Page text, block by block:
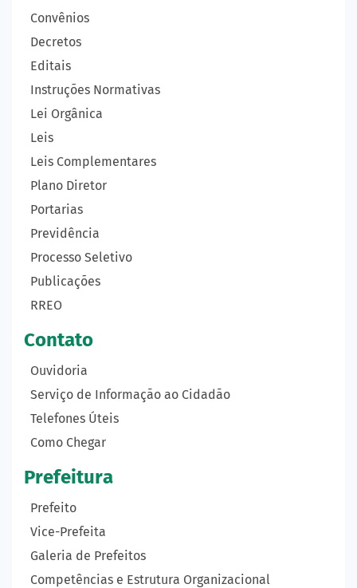
Convênios
Decretos
Editais
Instruções Normativas
Lei Orgânica
Leis
Leis Complementares
Plano Diretor
Portarias
Previdência
Processo Seletivo
Publicações
RREO
Contato
Ouvidoria
Serviço de Informação ao Cidadão
Telefones Úteis
Como Chegar
Prefeitura
Prefeito
Vice-Prefeita
Galeria de Prefeitos
Competências e Estrutura Organizacional